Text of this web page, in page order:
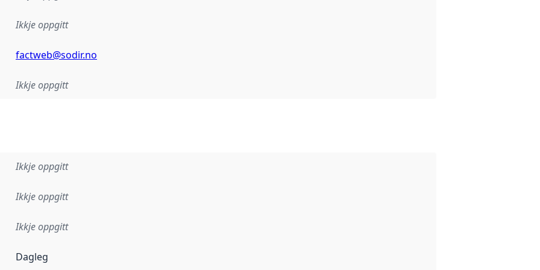
Ikkje oppgitt
factweb@sodir.no
Ikkje oppgitt
Ikkje oppgitt
Ikkje oppgitt
Ikkje oppgitt
Dagleg